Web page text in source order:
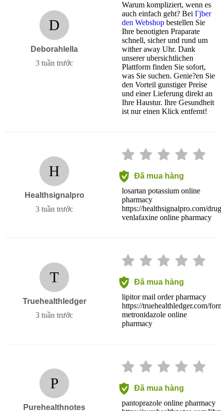
D
Deborahlella
3 tuần trước
Warum kompliziert, wenn es
auch einfach geht? Bei Гјber
den Webshop bestellen Sie
Ihre benotigten Praparate
schnell, sicher und rund um
wither away Uhr. Dank
unserer ubersichtlichen
Plattform finden Sie sofort,
was Sie suchen. Genie?en Sie
den Vorteil gunstiger Preise
und einer Lieferung direkt an
Ihre Haustur. Ihre Gesundheit
ist nur einen Klick entfernt!
H
Healthsignalpro
3 tuần trước
Đã mua hàng
losartan potassium online
pharmacy
https://healthsignalpro.com/
venlafaxine online pharmacy
T
Truehealthledger
3 tuần trước
Đã mua hàng
lipitor mail order pharmacy
https://truehealthledger.com/
metronidazole online
pharmacy
P
Purehealthnotes
Đã mua hàng
pantoprazole online pharmacy